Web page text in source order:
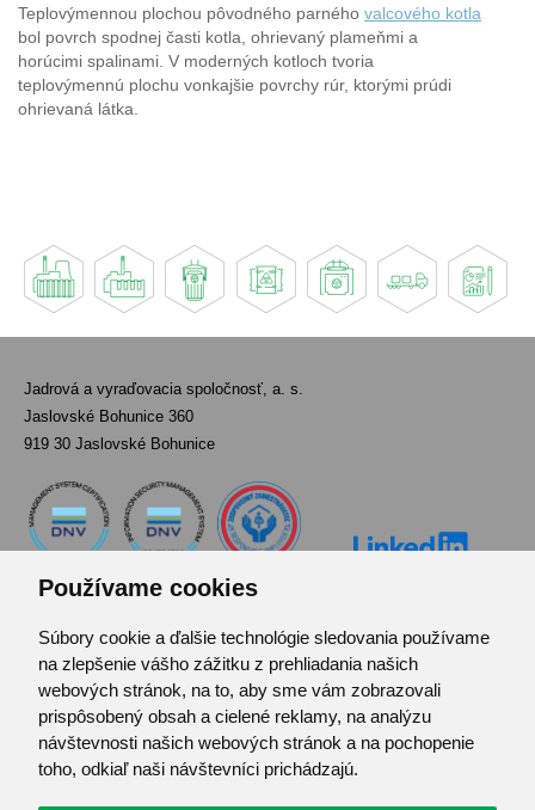
Používame cookies
Súbory cookie a ďalšie technológie sledovania používame
na zlepšenie vášho zážitku z prehliadania našich
webových stránok, na to, aby sme vám zobrazovali
prispôsobený obsah a cielené reklamy, na analýzu
návštevnosti našich webových stránok a na pochopenie
toho, odkiaľ naši návštevníci prichádzajú.
Teplovýmennou plochou pôvodného parného valcového kotla
bol povrch spodnej časti kotla, ohrievaný plameňmi a
horúcimi spalinami. V moderných kotloch tvoria
teplovýmennú plochu vonkajšie povrchy rúr, ktorými prúdi
ohrievaná látka.
Jadrová a vyraďovacia spoločnosť, a. s.
Jaslovské Bohunice 360
919 30 Jaslovské Bohunice
Kontakt
Pozvánka do infocentra
Zoznam použitých skratiek
Mapa stránok
RSS